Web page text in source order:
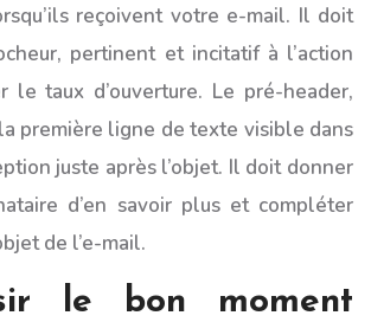
reçoivent votre e-mail. Il doit
pertinent et incitatif à l’action
le taux d’ouverture. Le pré-header,
première ligne de texte visible dans
juste après l’objet. Il doit donner
d’en savoir plus et compléter
de l’e-mail.
le bon moment